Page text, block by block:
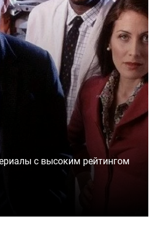
с высоким рейтингом